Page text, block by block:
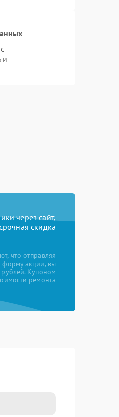
и
через сайт,
скидка
что отправляя
форму акции, вы
Купоном
ремонта